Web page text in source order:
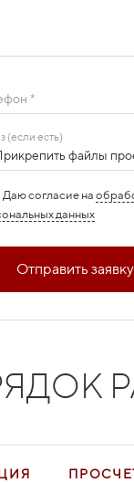
*
(если есть)
файлы
Даю согласие на
данных
Отправить заявку